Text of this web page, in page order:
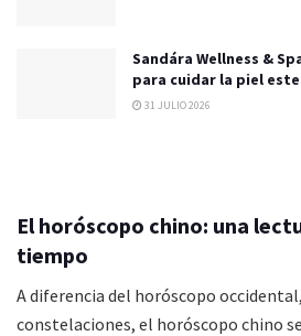
Sandára Wellness &
para cuidar la piel
31 JULIO 2026
El horóscopo chino: una
tiempo
A diferencia del horóscopo
constelaciones, el horóscopo chino